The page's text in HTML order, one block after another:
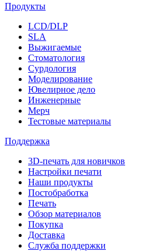
Продукты
LCD/DLP
SLA
Выжигаемые
Стоматология
Сурдология
Моделирование
Ювелирное дело
Инженерные
Мерч
Тестовые материалы
Поддержка
3D-печать для новичков
Настройки печати
Наши продукты
Постобработка
Печать
Обзор материалов
Покупка
Доставка
Служба поддержки